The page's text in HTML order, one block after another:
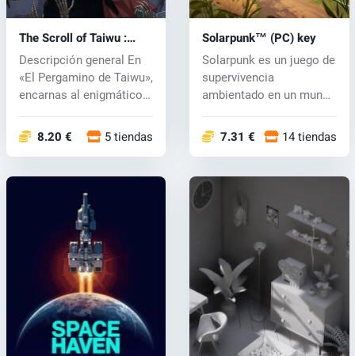
The Scroll of Taiwu :
Beyond The Dome (PC)
key
Descripción general En
«El Pergamino de Taiwu»,
encarnas al enigmático
8.20 € 5 tiendas
Solarpunk™ (PC) key
Solarpunk es un juego de
supervivencia
ambientado en un mundo
7.31 € 14 tiendas